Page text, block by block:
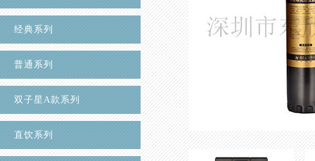
经典系列
普通系列
双子星A款系列
直饮系列